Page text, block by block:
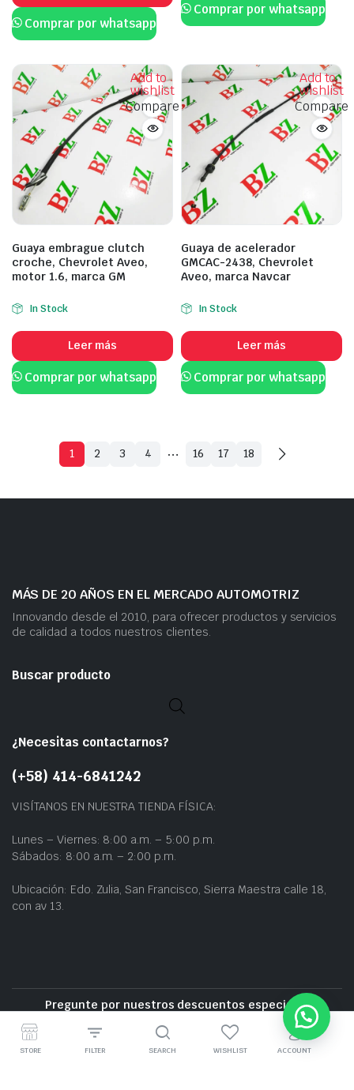
Comprar por whatsapp
Comprar por whatsapp
Add to
wishlist
Compare
Guaya embrague clutch
croche, Chevrolet Aveo,
motor 1.6, marca GM
In Stock
Leer más
Comprar por whatsapp
Add to
wishlist
Compare
Guaya de acelerador
GMCAC-2438, Chevrolet
Aveo, marca Navcar
In Stock
Leer más
Comprar por whatsapp
1 2 3 4 … 16 17 18
MÁS DE 20 AÑOS EN EL MERCADO AUTOMOTRIZ
Innovando desde el 2010, para ofrecer productos y servicios
de calidad a todos nuestros clientes.
Buscar producto
¿Necesitas contactarnos?
(+58) 414-6841242
VISÍTANOS EN NUESTRA TIENDA FÍSICA:
Lunes – Viernes: 8:00 a.m. – 5:00 p.m.
Sábados: 8:00 a.m. – 2:00 p.m.
Ubicación: Edo. Zulia, San Francisco, Sierra Maestra calle 18,
con av 13.
Pregunte por nuestros descuentos especiales
Entrega gratuita cerca de la zona
STORE FILTER SEARCH WISHLIST ACCOUNT